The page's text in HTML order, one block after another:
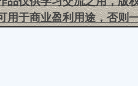
用于商业盈利用途，否则